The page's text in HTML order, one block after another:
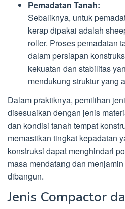
Pemadatan Tanah:
Sebaliknya, untuk
kerap dipakai adalah
roller. Proses pemadatan
dalam persiapan
kekuatan dan stabilitas
mendukung struktur yang
Dalam praktiknya, pemilihan
disesuaikan dengan jenis
dan kondisi tanah tempat
memastikan tingkat kepadatan
konstruksi dapat menghindari
masa mendatang dan
dibangun.
Jenis Compactor